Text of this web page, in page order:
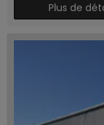
Plus de